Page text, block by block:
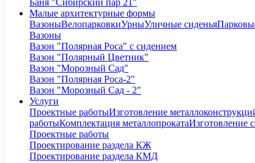
Баня "Сибирский пар 21"
Малые архитектурные формы
ВазоныВелопарковкиУрныУличные сиденья
Вазоны
Вазон "Полярная Роса" с сидением
Вазон "Полярный Цветник"
Вазон "Морозный Сад"
Вазон "Полярная Роса-2"
Вазон "Морозный Сад - 2"
Услуги
Проектные работыИзготовление
работыКомплектация металлопрокатаИзготовление
Проектные работы
Проектирование раздела КЖ
Проектирование раздела КМД